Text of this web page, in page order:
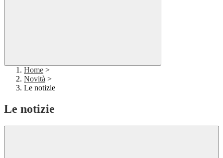
Home >
Novità >
Le notizie
Le notizie